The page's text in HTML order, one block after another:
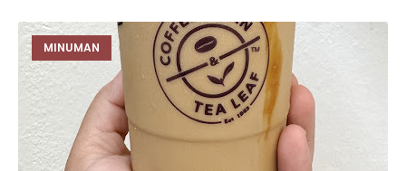
MINUMAN